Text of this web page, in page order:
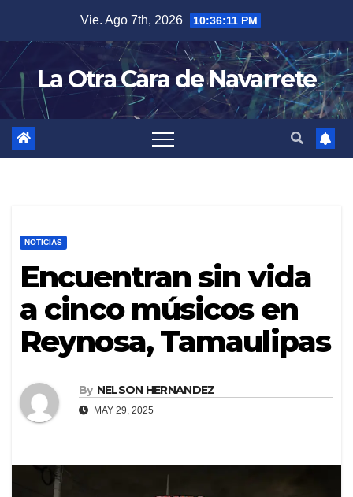
content
Vie. Ago 7th, 2026 10:36:12 PM
La Otra Cara de Navarrete
NOTICIAS
Encuentran sin vida
a cinco músicos en
Reynosa, Tamaulipas
By NELSON HERNANDEZ
MAY 29, 2025